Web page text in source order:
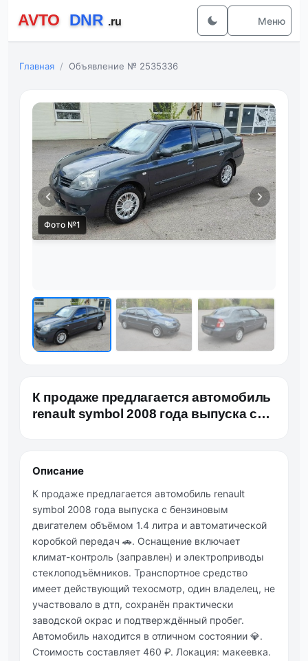
Меню
Главная Объявление № 2535336
Фото №1
К продаже предлагается автомобиль
renault symbol 2008 года выпуска с
Описание
К продаже предлагается автомобиль renault
symbol 2008 года выпуска с бензиновым
двигателем объёмом 1.4 литра и автоматической
коробкой передач 🚗. Оснащение включает
климат-контроль (заправлен) и электроприводы
стеклоподъёмников. Транспортное средство
имеет действующий техосмотр, один владелец, не
участвовало в дтп, сохранён практически
заводской окрас и подтверждённый пробег.
Автомобиль находится в отличном состоянии 💎.
Стоимость составляет 460 ₽. Локация: макеевка.